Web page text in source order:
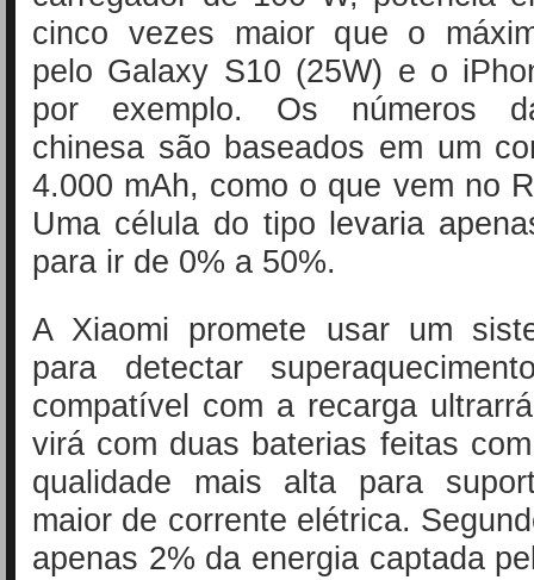
cinco vezes maior que o
pelo Galaxy S10 (25W) e o
por exemplo. Os números
chinesa são baseados em um
4.000 mAh, como o que vem no
Uma célula do tipo levaria
para ir de 0% a 50%.
A Xiaomi promete usar um
para detectar
compatível com a recarga
virá com duas baterias feitas
qualidade mais alta para
maior de corrente elétrica.
apenas 2% da energia captada